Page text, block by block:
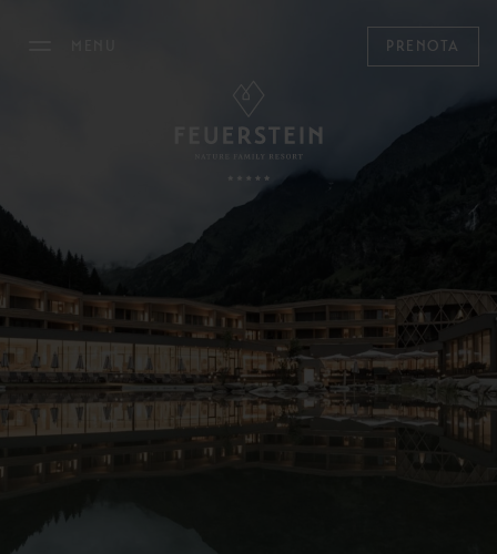
PRENOTA
Piantina del Resort
Gallery
Storie
Concept Store
Novità
Carriera
SOGGIORNARE